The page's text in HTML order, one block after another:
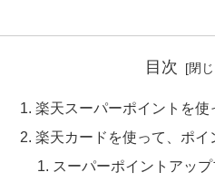
目次
楽天スーパーポイントを使
楽天カードを使って、ポイ
スーパーポイントアッ